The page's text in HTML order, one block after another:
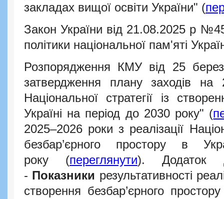
закладах вищої освіти України" (
Закон України від 21.08.2025 р
політики національної пам'яті
Розпорядження КМУ від 25
затвердження плану заходів на
Національної стратегії із
Україні на період до 2030 року" (
2025–2026 роки з реалізації
безбар’єрного простору в
року (переглянути). Додаток
- Показники результативності
створення безбар’єрного